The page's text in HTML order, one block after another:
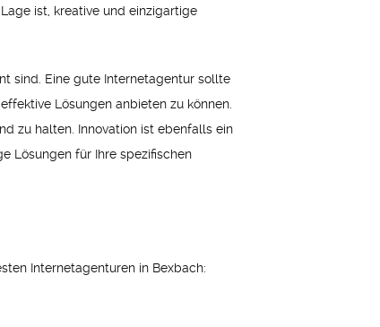
ist, kreative und einzigartige
sind. Eine gute Internetagentur sollte
Lösungen anbieten zu können.
zu halten. Innovation ist ebenfalls ein
Lösungen für Ihre spezifischen
Internetagenturen in Bexbach: